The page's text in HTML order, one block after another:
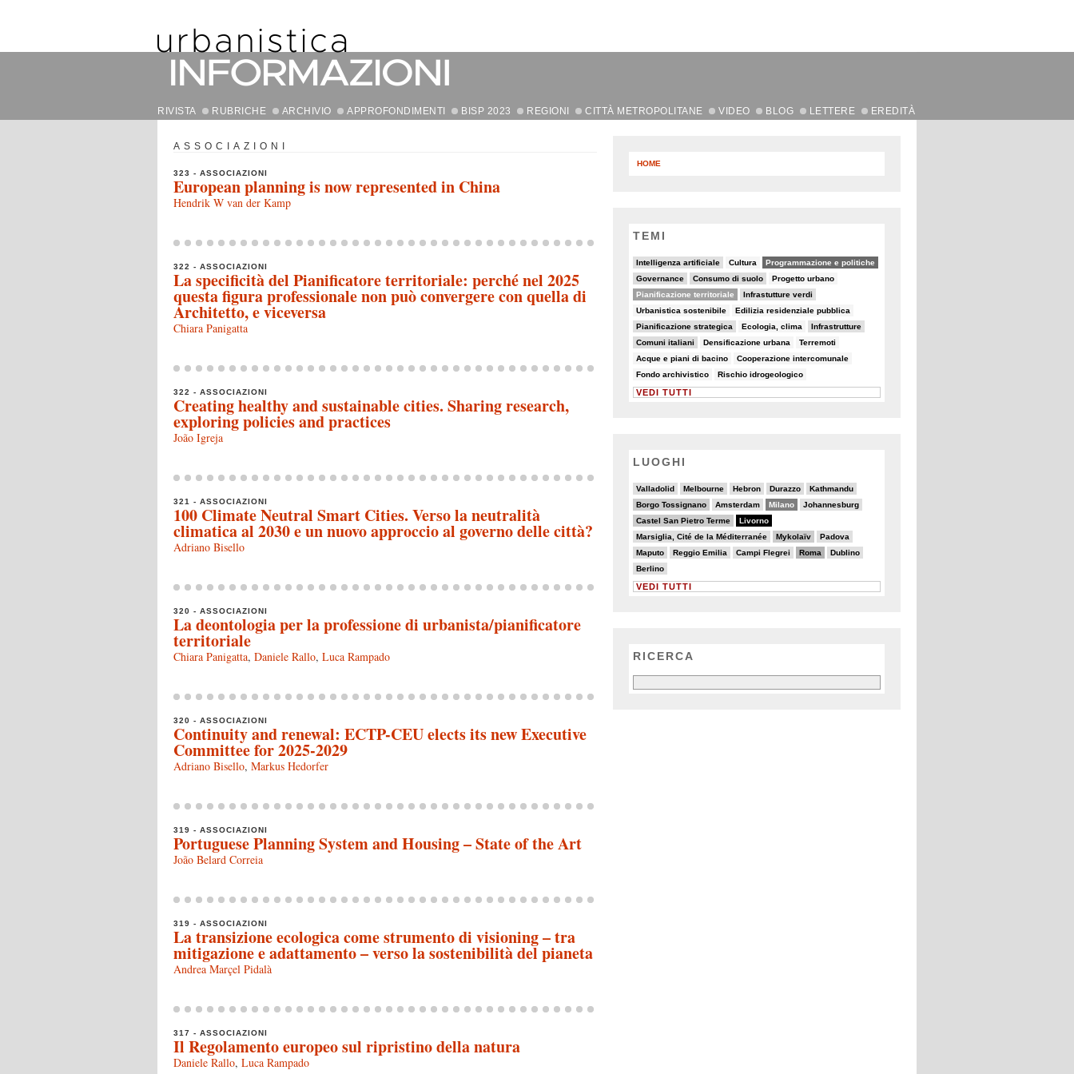
RIVISTA RUBRICHE ARCHIVIO APPROFONDIMENTI BISP 2023 REGIONI CITTÀ METROPOLITANE VIDEO BLOG LETTERE EREDITÀ
ASSOCIAZIONI
323 - ASSOCIAZIONI
European planning is now represented in China
Hendrik W van der Kamp
322 - ASSOCIAZIONI
La specificità del Pianificatore territoriale: perché nel 2025
questa figura professionale non può convergere con quella di
Architetto, e viceversa
Chiara Panigatta
322 - ASSOCIAZIONI
Creating healthy and sustainable cities. Sharing research,
exploring policies and practices
João Igreja
321 - ASSOCIAZIONI
100 Climate Neutral Smart Cities. Verso la neutralità
climatica al 2030 e un nuovo approccio al governo delle città?
Adriano Bisello
320 - ASSOCIAZIONI
La deontologia per la professione di urbanista/pianificatore
territoriale
Chiara Panigatta, Daniele Rallo, Luca Rampado
320 - ASSOCIAZIONI
Continuity and renewal: ECTP-CEU elects its new Executive
Committee for 2025-2029
Adriano Bisello, Markus Hedorfer
319 - ASSOCIAZIONI
Portuguese Planning System and Housing – State of the Art
João Belard Correia
319 - ASSOCIAZIONI
La transizione ecologica come strumento di visioning – tra
mitigazione e adattamento – verso la sostenibilità del pianeta
Andrea Marçel Pidalà
317 - ASSOCIAZIONI
Il Regolamento europeo sul ripristino della natura
Daniele Rallo, Luca Rampado
HOME
TEMI
Intelligenza artificiale
11/82 Cultura
7/82 Programmazione e politiche
64/82
Governance
18/82 Consumo di suolo
19/82 Progetto urbano
7/82
Pianificazione territoriale
44/82 Infrastutture verdi
10/82
Urbanistica sostenibile
6/82 Edilizia residenziale pubblica
7/82
Pianificazione strategica
11/82 Ecologia, clima
6/82 Infrastrutture
15/82
Comuni italiani
18/82 Densificazione urbana
8/82 Terremoti
8/82
Acque e piani di bacino
5/82 Cooperazione intercomunale
7/82
Fondo archivistico
7/82 Rischio idrogeologico
7/82
VEDI TUTTI
LUOGHI
Valladolid
3/20 Melbourne
5/20 Hebron
2/20 Durazzo
5/20 Kathmandu
4/20
Borgo Tossignano
6/20 Amsterdam
3/20 Milano
13/20 Johannesburg
3/20
Castel San Pietro Terme
6/20 Livorno
20/20
Marsiglia, Cité de la Méditerranée
2/20 Mykolaïv
7/20 Padova
2/20
Maputo
4/20 Reggio Emilia
2/20 Campi Flegrei
3/20 Roma
9/20 Dublino
3/20
Berlino
2/20
VEDI TUTTI
RICERCA